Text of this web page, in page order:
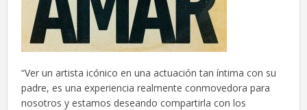
“Ver un artista icónico en una actuación tan íntima con su
padre, es una experiencia realmente conmovedora para
nosotros y estamos deseando compartirla con los